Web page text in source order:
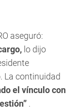
aseguró:
lo dijo
La continuidad
el vínculo con
.